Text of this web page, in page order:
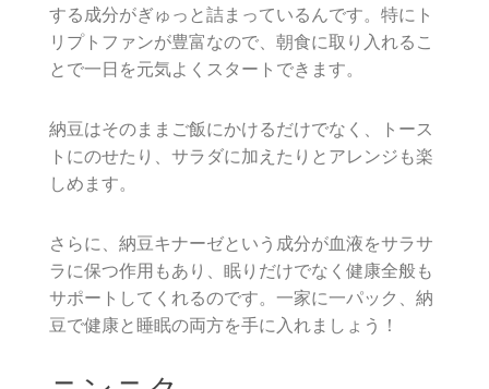
する成分がぎゅっと詰まっているんです。特にト
リプトファンが豊富なので、朝食に取り入れるこ
とで一日を元気よくスタートできます。
納豆はそのままご飯にかけるだけでなく、トース
トにのせたり、サラダに加えたりとアレンジも楽
しめます。
さらに、納豆キナーゼという成分が血液をサラサ
ラに保つ作用もあり、眠りだけでなく健康全般も
サポートしてくれるのです。一家に一パック、納
豆で健康と睡眠の両方を手に入れましょう！